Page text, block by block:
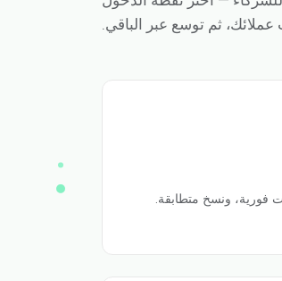
عملائك، ثم توسع عبر الباقي.